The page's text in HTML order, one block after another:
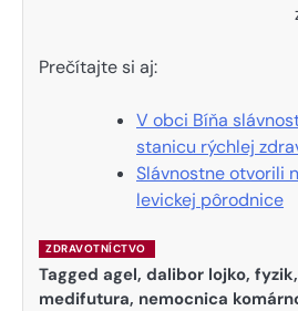
Prečítajte si aj:
V obci Bíňa
stanicu rýchlej
Slávnostne otvorili
levickej pôrodnice
ZDRAVOTNÍCTVO
Tagged agel, dalibor lojko, fyzik,
medifutura, nemocnica